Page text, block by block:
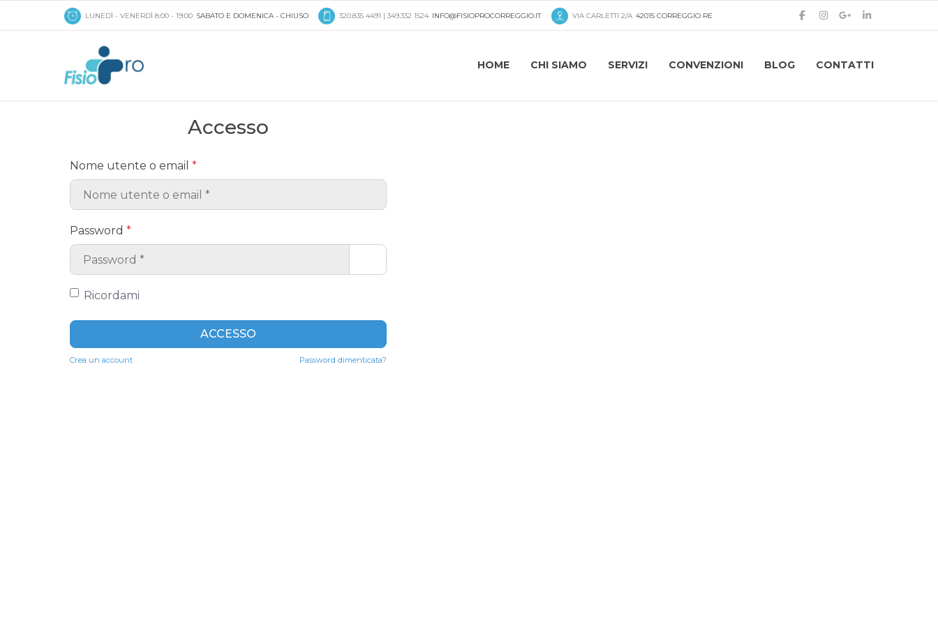
LUNEDÌ - VENERDÌ 8:00 - 19:00 SABATO E DOMENICA - CHIUSO 320.835 4491 | 349.332 1524 INFO@FISIOPROCORREGGIO.IT VIA CARLETTI 2/A 42015 CORREGGIO RE
HOME CHI SIAMO SERVIZI CONVENZIONI BLOG CONTATTI
Accesso
Nome utente o email *
Password *
Ricordami
ACCESSO
Crea un account Password dimenticata?